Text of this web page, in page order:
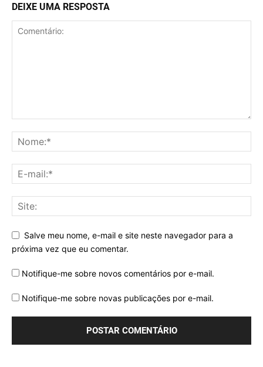
DEIXE UMA RESPOSTA
Salve meu nome, e-mail e site neste navegador para a
próxima vez que eu comentar.
Notifique-me sobre novos comentários por e-mail.
Notifique-me sobre novas publicações por e-mail.